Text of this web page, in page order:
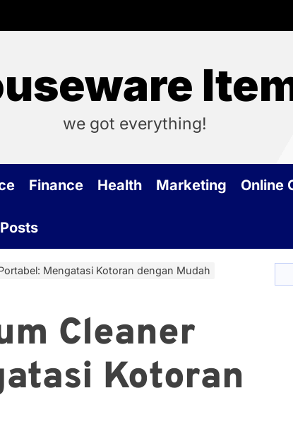
we got everything!
Finance Health Marketing Online
Mengatasi Kotoran dengan Mudah
Cleaner
Kotoran